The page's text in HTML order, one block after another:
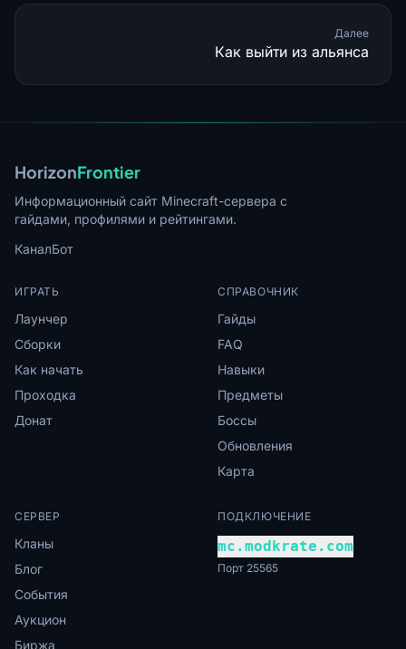
Далее
Как выйти из альянса
HorizonFrontier
Информационный сайт Minecraft-сервера с
гайдами, профилями и рейтингами.
КаналБот
ИГРАТЬ
Лаунчер
Сборки
Как начать
Проходка
Донат
СПРАВОЧНИК
Гайды
FAQ
Навыки
Предметы
Боссы
Обновления
Карта
СЕРВЕР
Кланы
Блог
События
Аукцион
Биржа
ПОДКЛЮЧЕНИЕ
mc.modkrate.com
Порт 25565